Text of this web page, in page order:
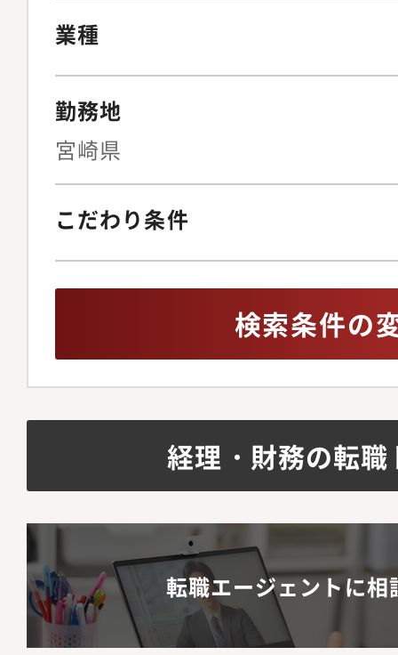
業種
勤務地
宮崎県
こだわり条件
検索条件の
経理・財務の転
転職エージェントに相